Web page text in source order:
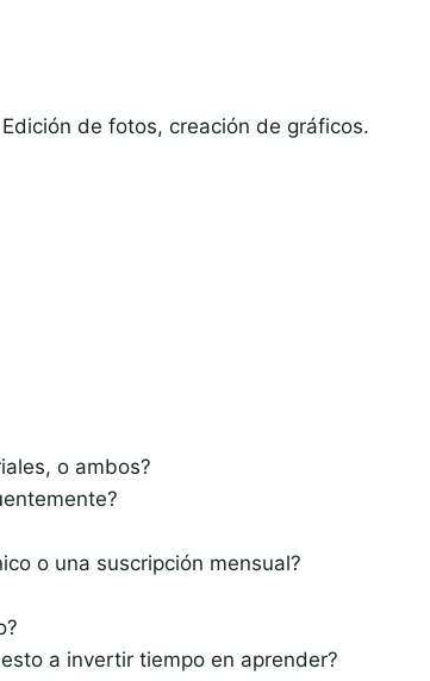
de fotos, creación de gráficos.
o ambos?
o una suscripción mensual?
a invertir tiempo en aprender?